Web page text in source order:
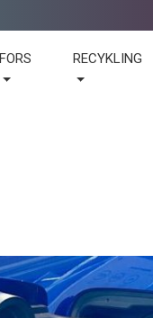
FORS RECYKLING